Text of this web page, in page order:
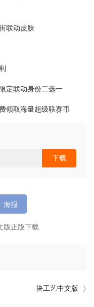
联动皮肤
定联动身份二选一
领取海量超级联赛币
下载
海报
版正版下载
块工艺中文版